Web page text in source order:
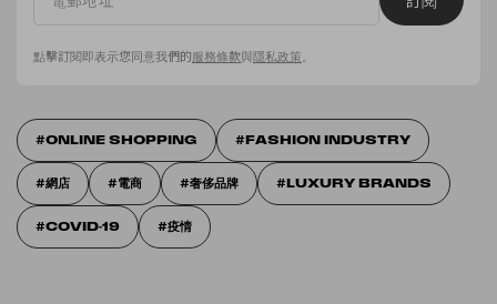
點擊訂閱即表示您同意我們的服務條款與隱私政策
ONLINE SHOPPING FASHION INDUSTRY
網店 電商 奢侈品牌 LUXURY BRANDS
COVID-19 疫情